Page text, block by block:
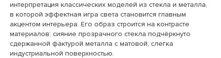
интерпретация классических моделей из стекла и металла,
в которой эффектная игра света становится главным
акцентом интерьера. Его образ строится на контрасте
материалов: сияние прозрачного стекла подчёркнуто
сдержанной фактурой металла с матовой, слегка
индустриальной поверхностью.